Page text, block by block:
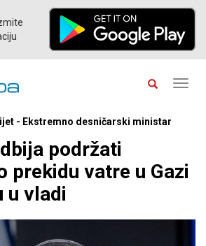
- Ekstremno desničarski ministar
podržati
prekidu vatre u Gazi
u vladi